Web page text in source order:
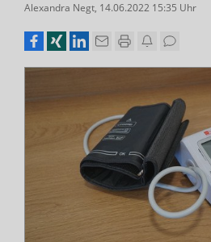
Alexandra Negt, 14.06.2022 15:35 Uhr